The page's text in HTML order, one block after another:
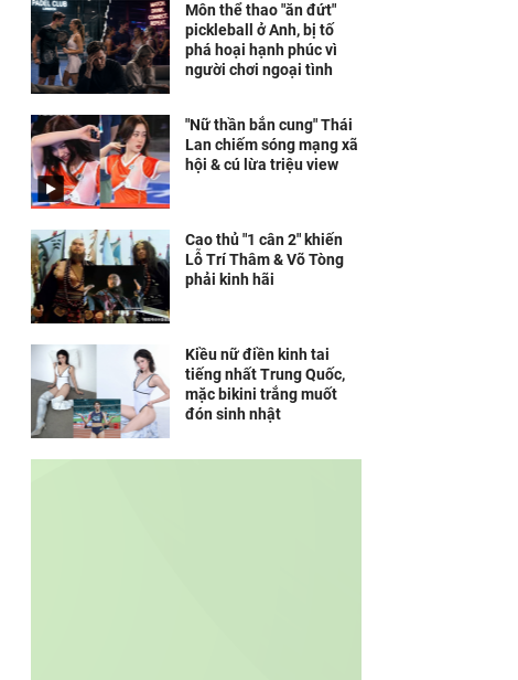
Môn thể thao "ăn đứt"
pickleball ở Anh, bị tố
phá hoại hạnh phúc vì
người chơi ngoại tình
"Nữ thần bắn cung" Thái
Lan chiếm sóng mạng xã
hội & cú lừa triệu view
Cao thủ "1 cân 2" khiến
Lỗ Trí Thâm & Võ Tòng
phải kinh hãi
Kiều nữ điền kinh tai
tiếng nhất Trung Quốc,
mặc bikini trắng muốt
đón sinh nhật